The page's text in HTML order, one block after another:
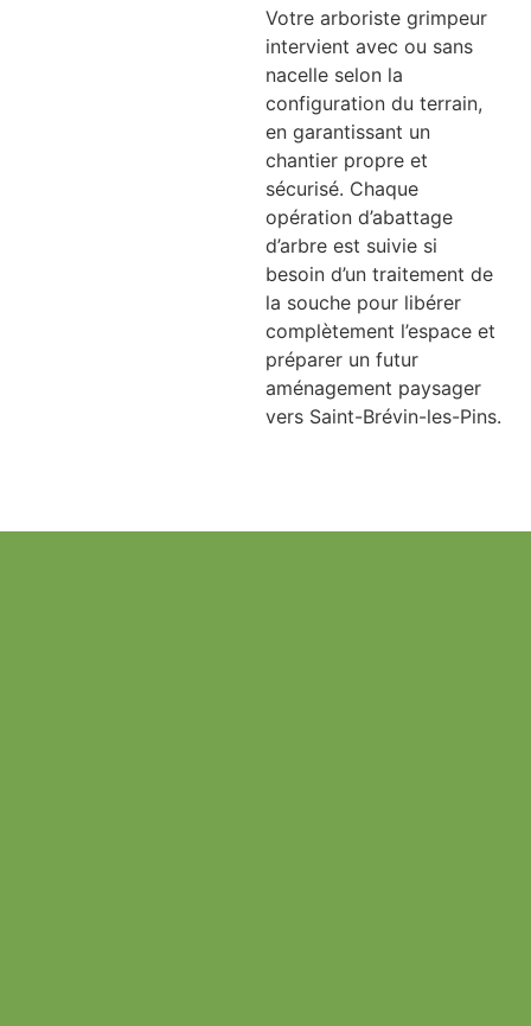
Votre arboriste grimpeur
intervient avec ou sans
nacelle selon la
configuration du terrain,
en garantissant un
chantier propre et
sécurisé. Chaque
opération d’abattage
d’arbre est suivie si
besoin d’un traitement de
la souche pour libérer
complètement l’espace et
préparer un futur
aménagement paysager
vers Saint-Brévin-les-Pins.